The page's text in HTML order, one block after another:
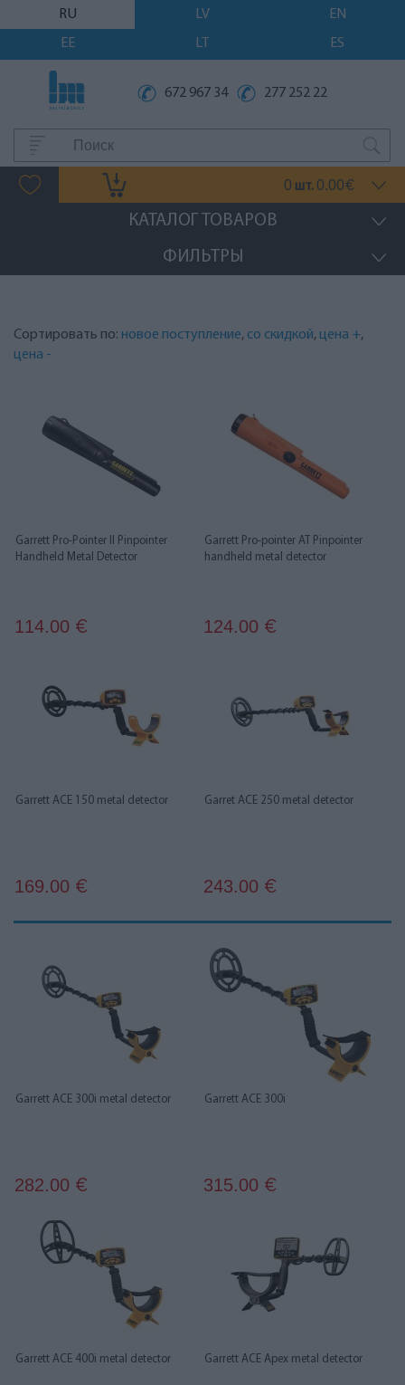
RU LV
EN
EE
LT ES
672 967 34 277 252 22
0 шт. 0.00€
КАТАЛОГ ТОВАРОВ
ФИЛЬТРЫ
Сортировать по: новое поступление, со скидкой, цена +,
цена -
Garrett Pro-Pointer II Pinpointer
Handheld Metal Detector
114.00 €
Garrett Pro-pointer AT Pinpointer
handheld metal detector
124.00 €
Garrett ACE 150 metal detector
169.00 €
Garret ACE 250 metal detector
243.00 €
Garrett ACE 300i metal detector
282.00 €
Garrett ACE 300i
315.00 €
Garrett ACE 400i metal detector Garrett ACE Apex metal detector